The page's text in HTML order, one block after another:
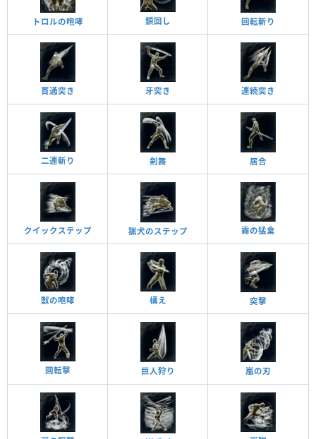
トロルの咆哮 鎖回し 回転斬り
貫通突き 牙突き 連続突き
二連斬り 剣舞 居合
クイックステップ 猟犬のステップ 霧の猛禽
獣の咆哮 構え 突擊
回転擊 巨人狩り 嵐の刃